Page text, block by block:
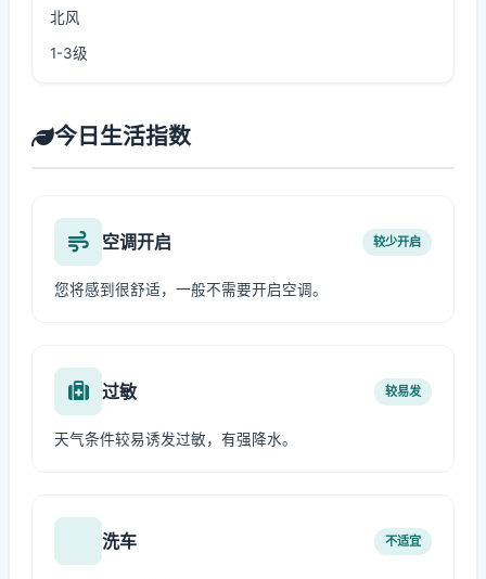
北风
1-3级
今日生活指数
空调开启 较少开启
您将感到很舒适，一般不需要开启空调。
过敏 较易发
天气条件较易诱发过敏，有强降水。
洗车 不适宜